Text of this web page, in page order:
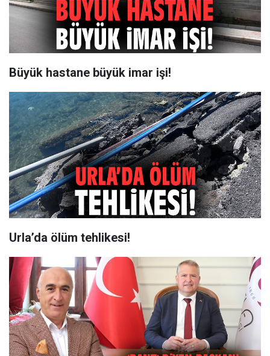
Büyük hastane büyük imar işi!
Urla’da ölüm tehlikesi!